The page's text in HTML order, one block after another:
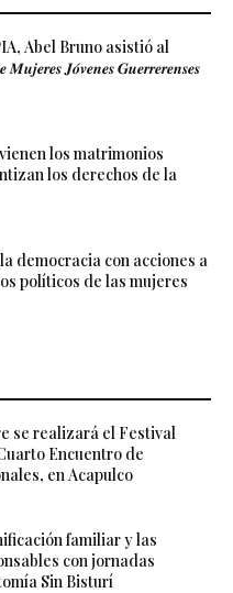
Abel Bruno asistió al
𝑴𝒖𝒋𝒆𝒓𝒆𝒔 𝑱𝒐́𝒗𝒆𝒏𝒆𝒔 𝑮𝒖𝒆𝒓𝒓𝒆𝒓𝒆𝒏𝒔𝒆𝒔
los matrimonios
los derechos de la
democracia con acciones a
políticos de las mujeres
se realizará el Festival
Encuentro de
en Acapulco
familiar y las
con jornadas
Sin Bisturí